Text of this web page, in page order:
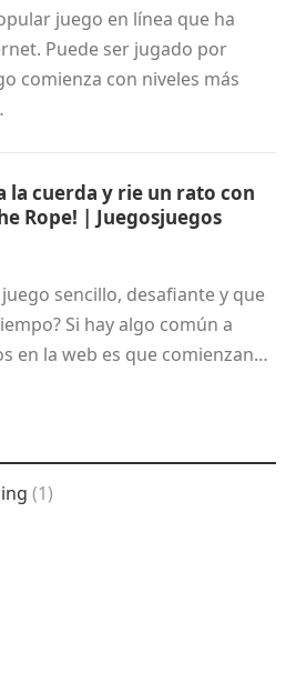
juego en línea que ha
Puede ser jugado por
comienza con niveles más
la cuerda y rie un rato con
Rope! | Juegosjuegos
sencillo, desafiante y que
Si hay algo común a
en la web es que comienzan…
(1)